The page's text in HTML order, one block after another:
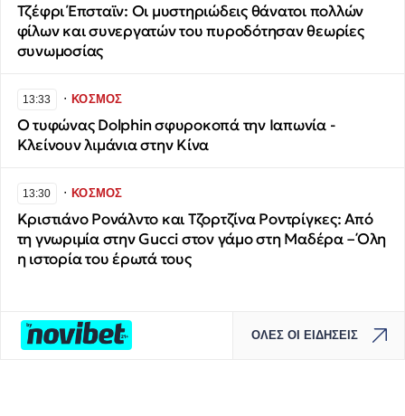
Τζέφρι Έπσταϊν: Οι μυστηριώδεις θάνατοι πολλών
φίλων και συνεργατών του πυροδότησαν θεωρίες
συνωμοσίας
13:33 ∙ΚΟΣΜΟΣ
Ο τυφώνας Dolphin σφυροκοπά την Ιαπωνία -
Κλείνουν λιμάνια στην Κίνα
13:30 ∙ΚΟΣΜΟΣ
Κριστιάνο Ρονάλντο και Τζορτζίνα Ροντρίγκες: Από
τη γνωριμία στην Gucci στον γάμο στη Μαδέρα – Όλη
η ιστορία του έρωτά τους
ΟΛΕΣ ΟΙ ΕΙΔΗΣΕΙΣ